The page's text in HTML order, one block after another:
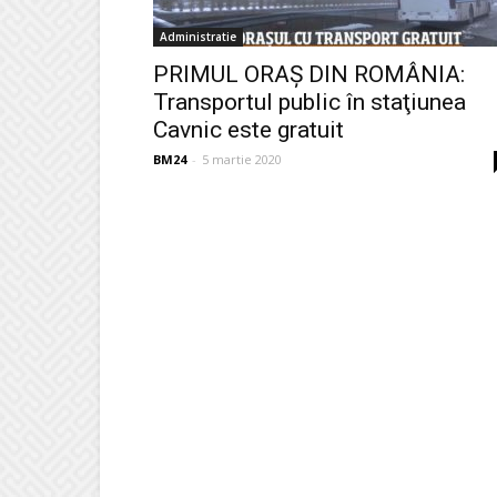
Administratie
PRIMUL ORAȘ DIN ROMÂNIA:
Transportul public în staţiunea
Cavnic este gratuit
BM24 - 5 martie 2020